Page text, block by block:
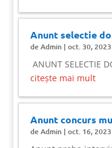
Anunt selectie
deAdmin |oct. 30, 2023
ANUNT SELECTIE
citește mai mult
Anunt concurs
deAdmin |oct. 16, 2023